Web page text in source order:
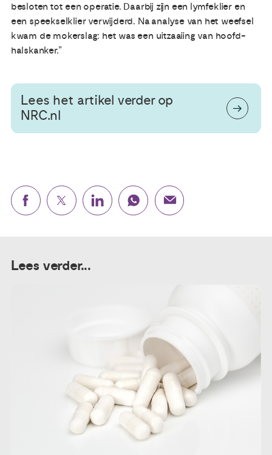
besloten tot een operatie. Daarbij zijn een lymfeklier en
een speekselklier verwijderd. Na analyse van het weefsel
kwam de mokerslag: het was een uitzaaiing van hoofd-
halskanker.”
Lees het artikel verder op
NRC.nl
Lees verder...